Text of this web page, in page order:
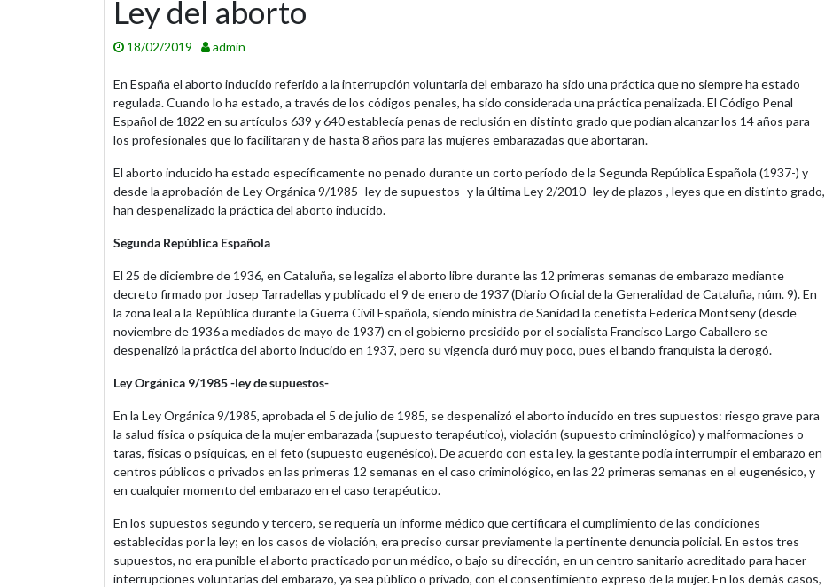
Ley del aborto
18/02/2019 admin
En España el aborto inducido referido a la interrupción voluntaria del embarazo ha sido una práctica que no siempre ha estado
regulada. Cuando lo ha estado, a través de los códigos penales, ha sido considerada una práctica penalizada. El Código Penal
Español de 1822 en su artículos 639 y 640 establecía penas de reclusión en distinto grado que podían alcanzar los 14 años para
los profesionales que lo facilitaran y de hasta 8 años para las mujeres embarazadas que abortaran.
El aborto inducido ha estado específicamente no penado durante un corto período de la Segunda República Española (1937-) y
desde la aprobación de Ley Orgánica 9/1985 -ley de supuestos- y la última Ley 2/2010 -ley de plazos-, leyes que en distinto grado,
han despenalizado la práctica del aborto inducido.
Segunda República Española
El 25 de diciembre de 1936, en Cataluña, se legaliza el aborto libre durante las 12 primeras semanas de embarazo mediante
decreto firmado por Josep Tarradellas y publicado el 9 de enero de 1937 (Diario Oficial de la Generalidad de Cataluña, núm. 9). En
la zona leal a la República durante la Guerra Civil Española, siendo ministra de Sanidad la cenetista Federica Montseny (desde
noviembre de 1936 a mediados de mayo de 1937) en el gobierno presidido por el socialista Francisco Largo Caballero se
despenalizó la práctica del aborto inducido en 1937, pero su vigencia duró muy poco, pues el bando franquista la derogó.
Ley Orgánica 9/1985 -ley de supuestos-
En la Ley Orgánica 9/1985, aprobada el 5 de julio de 1985, se despenalizó el aborto inducido en tres supuestos: riesgo grave para
la salud física o psíquica de la mujer embarazada (supuesto terapéutico), violación (supuesto criminológico) y malformaciones o
taras, físicas o psíquicas, en el feto (supuesto eugenésico). De acuerdo con esta ley, la gestante podía interrumpir el embarazo en
centros públicos o privados en las primeras 12 semanas en el caso criminológico, en las 22 primeras semanas en el eugenésico, y
en cualquier momento del embarazo en el caso terapéutico.
En los supuestos segundo y tercero, se requería un informe médico que certificara el cumplimiento de las condiciones
establecidas por la ley; en los casos de violación, era preciso cursar previamente la pertinente denuncia policial. En estos tres
supuestos, no era punible el aborto practicado por un médico, o bajo su dirección, en un centro sanitario acreditado para hacer
interrupciones voluntarias del embarazo, ya sea público o privado, con el consentimiento expreso de la mujer. En los demás casos,